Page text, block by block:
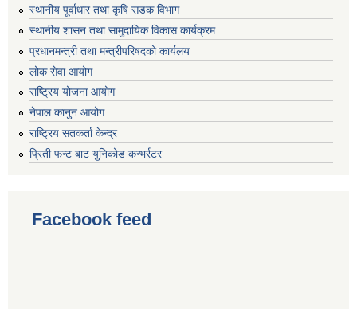
स्थानीय पूर्वाधार तथा कृषि सडक विभाग
स्थानीय शासन तथा सामुदायिक विकास कार्यक्रम
प्रधानमन्त्री तथा मन्त्रीपरिषदको कार्यलय
लोक सेवा आयोग
राष्ट्रिय योजना आयोग
नेपाल कानुन आयोग
राष्ट्रिय सतकर्ता केन्द्र
प्रिती फन्ट बाट युनिकोड कन्भर्रटर
Facebook feed